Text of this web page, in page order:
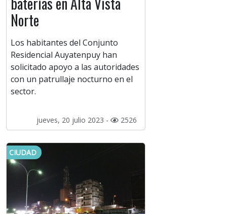
Norte
Los habitantes del Conjunto
Residencial Auyatenpuy han
solicitado apoyo a las autoridades
con un patrullaje nocturno en el
sector.
jueves, 20 julio 2023 - 2526
CIUDAD